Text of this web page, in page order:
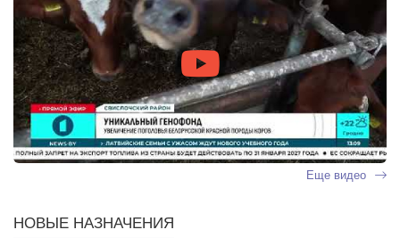
Еще видео
НОВЫЕ НАЗНАЧЕНИЯ